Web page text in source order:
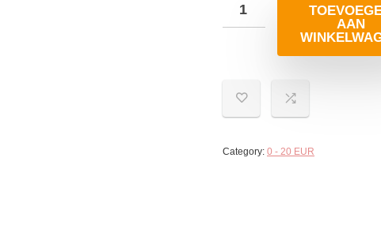
AAN
Category: 0 - 20 EUR